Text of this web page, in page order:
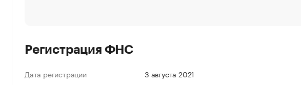
Регистрация ФНС
Дата регистрации
3 августа 2021